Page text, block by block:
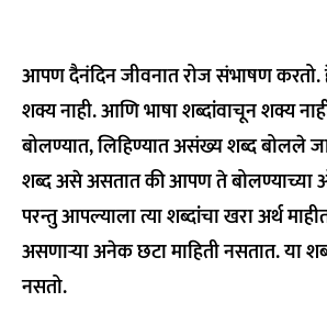
आपण दैनंदिन जीवनात रोज संभाषण
शक्य नाही. आणि भाषा शब्दांवाचून शक्य
बोलण्यात, लिहिण्यात असंख्य शब्द बोलले
शब्द असे असतात की आपण ते बोलण्याच्या
परन्तु आपल्याला त्या शब्दांचा खरा अर्थ
असणाऱ्या अनेक छटा माहिती नसतात. या
नसतो.